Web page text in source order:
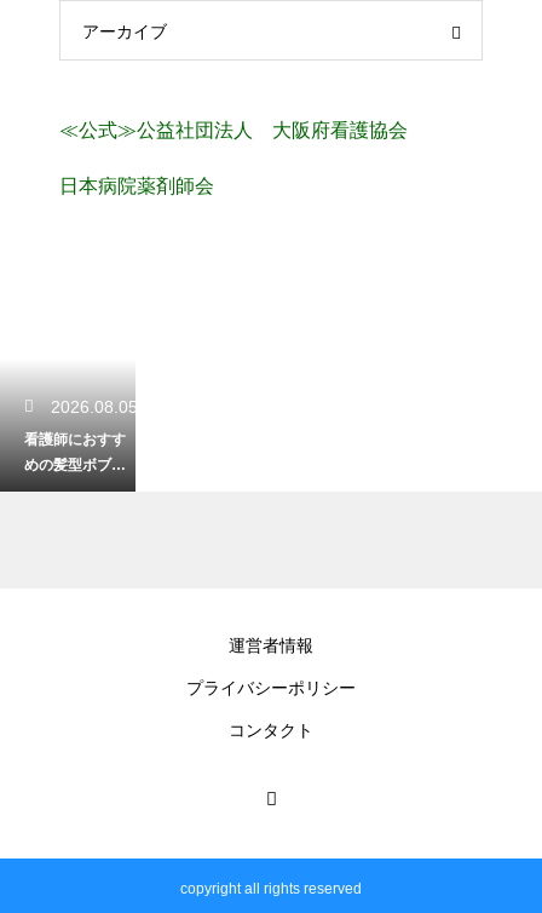
アーカイブ
≪公式≫公益社団法人 大阪府看護協会
日本病院薬剤師会
2026.08.05
看護師におすす
めの髪型ボブの
アレンジ！簡単
運営者情報
プライバシーポリシー
コンタクト
copyright all rights reserved